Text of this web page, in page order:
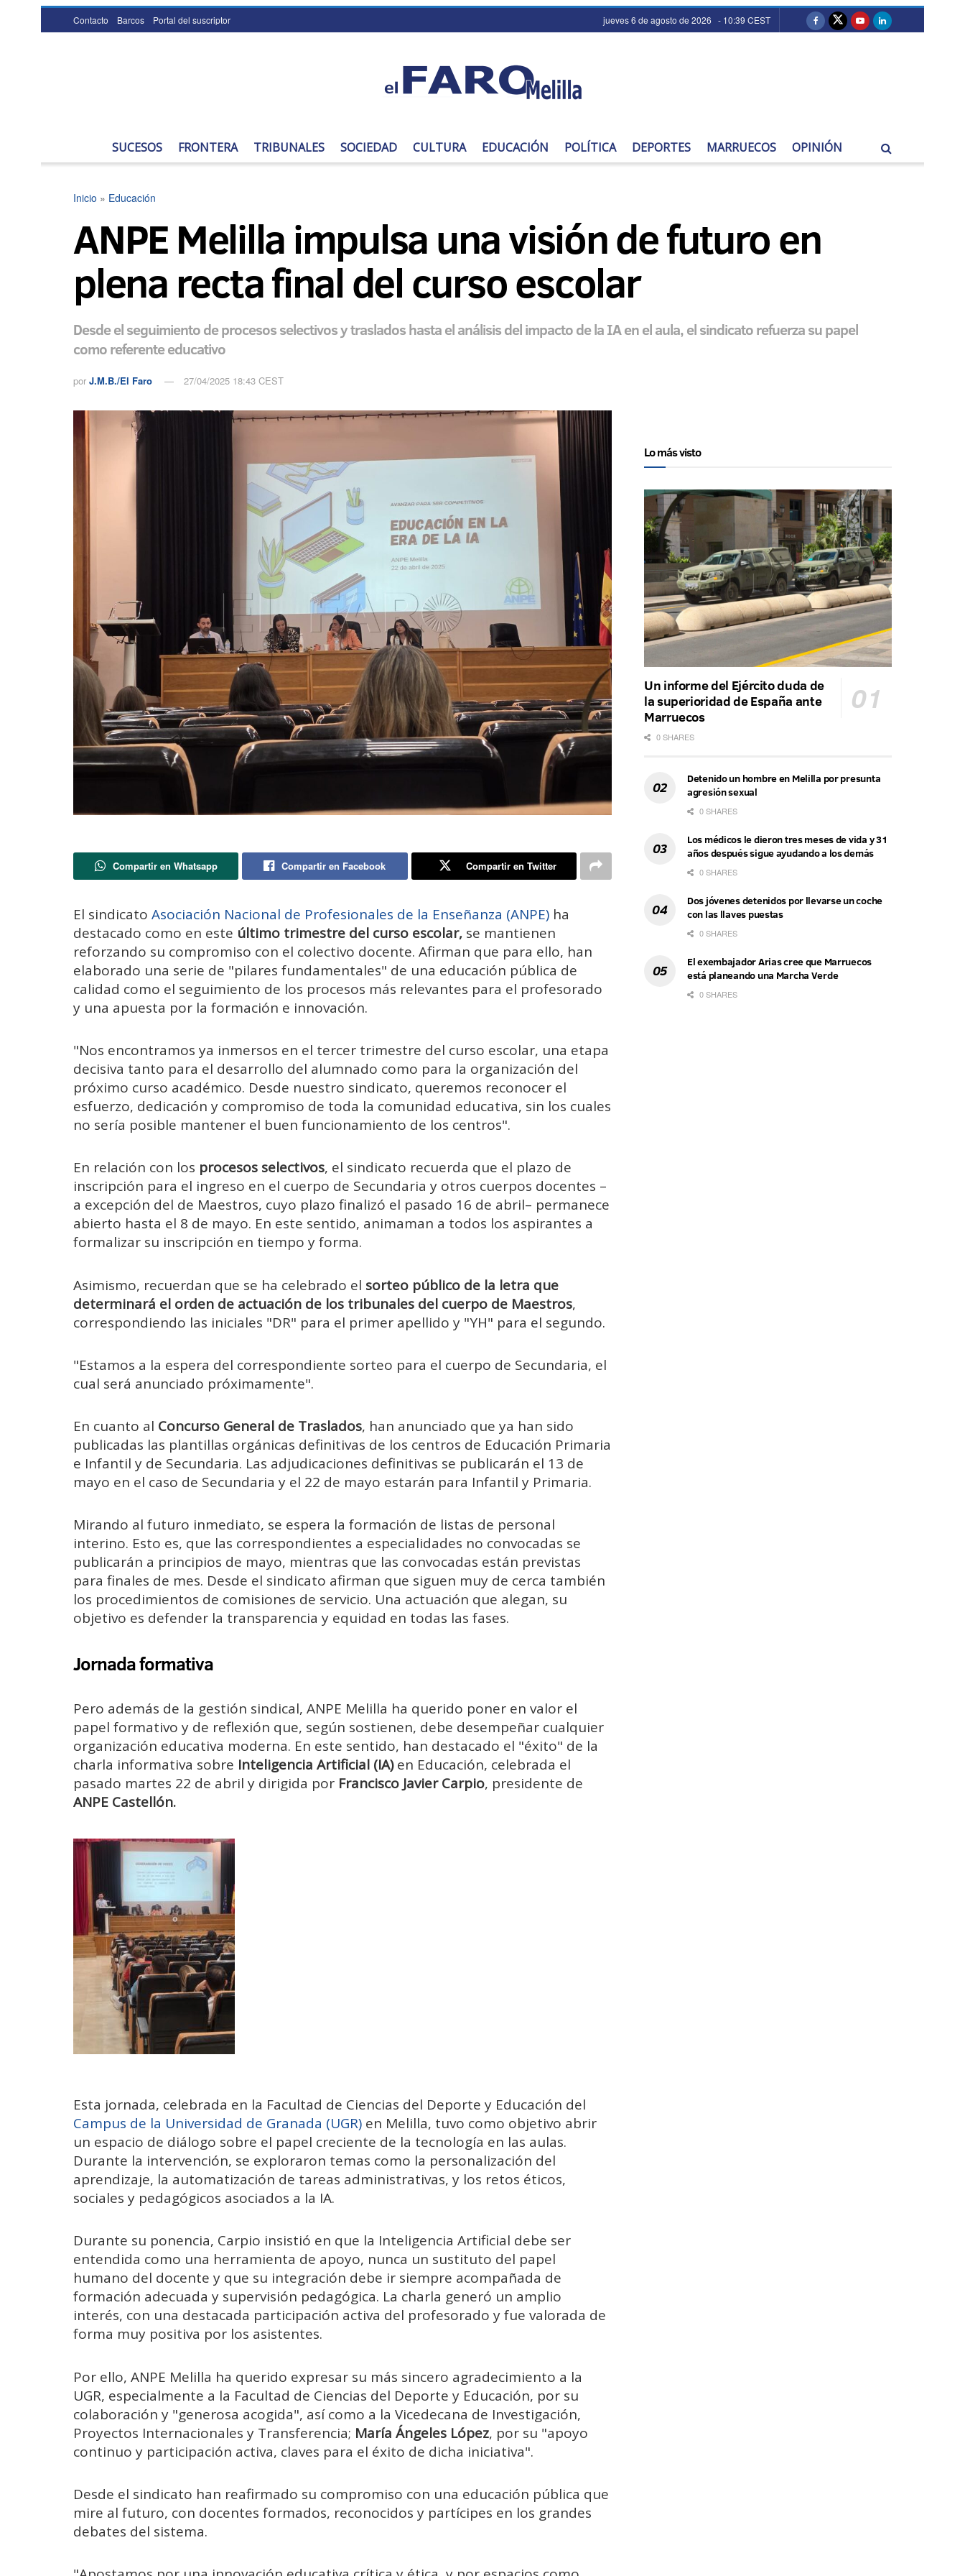
Contacto Barcos Portal del suscriptor jueves 6 de agosto de 2026 - 10:39 CEST
SUCESOS FRONTERA TRIBUNALES SOCIEDAD CULTURA EDUCACIÓN POLÍTICA DEPORTES MARRUECOS OPINIÓN
Inicio » Educación
ANPE Melilla impulsa una visión de futuro en
plena recta final del curso escolar
Desde el seguimiento de procesos selectivos y traslados hasta el análisis del impacto de la IA en el aula, el sindicato refuerza su papel
como referente educativo
por J.M.B./El Faro 27/04/2025 18:43 CEST
Compartir en Whatsapp Compartir en Facebook Compartir en Twitter
El sindicato Asociación Nacional de Profesionales de la Enseñanza (ANPE) ha
destacado como en este último trimestre del curso escolar, se mantienen
reforzando su compromiso con el colectivo docente. Afirman que para ello, han
elaborado una serie de "pilares fundamentales" de una educación pública de
calidad como el seguimiento de los procesos más relevantes para el profesorado
y una apuesta por la formación e innovación.
"Nos encontramos ya inmersos en el tercer trimestre del curso escolar, una etapa
decisiva tanto para el desarrollo del alumnado como para la organización del
próximo curso académico. Desde nuestro sindicato, queremos reconocer el
esfuerzo, dedicación y compromiso de toda la comunidad educativa, sin los cuales
no sería posible mantener el buen funcionamiento de los centros".
En relación con los procesos selectivos, el sindicato recuerda que el plazo de
inscripción para el ingreso en el cuerpo de Secundaria y otros cuerpos docentes –
a excepción del de Maestros, cuyo plazo finalizó el pasado 16 de abril– permanece
abierto hasta el 8 de mayo. En este sentido, animaman a todos los aspirantes a
formalizar su inscripción en tiempo y forma.
Asimismo, recuerdan que se ha celebrado el sorteo público de la letra que
determinará el orden de actuación de los tribunales del cuerpo de Maestros,
correspondiendo las iniciales "DR" para el primer apellido y "YH" para el segundo.
"Estamos a la espera del correspondiente sorteo para el cuerpo de Secundaria, el
cual será anunciado próximamente".
En cuanto al Concurso General de Traslados, han anunciado que ya han sido
publicadas las plantillas orgánicas definitivas de los centros de Educación Primaria
e Infantil y de Secundaria. Las adjudicaciones definitivas se publicarán el 13 de
mayo en el caso de Secundaria y el 22 de mayo estarán para Infantil y Primaria.
Mirando al futuro inmediato, se espera la formación de listas de personal
interino. Esto es, que las correspondientes a especialidades no convocadas se
publicarán a principios de mayo, mientras que las convocadas están previstas
para finales de mes. Desde el sindicato afirman que siguen muy de cerca también
los procedimientos de comisiones de servicio. Una actuación que alegan, su
objetivo es defender la transparencia y equidad en todas las fases.
Jornada formativa
Pero además de la gestión sindical, ANPE Melilla ha querido poner en valor el
papel formativo y de reflexión que, según sostienen, debe desempeñar cualquier
organización educativa moderna. En este sentido, han destacado el "éxito" de la
charla informativa sobre Inteligencia Artificial (IA)en Educación, celebrada el
pasado martes 22 de abril y dirigida por Francisco Javier Carpio, presidente de
ANPE Castellón.
Esta jornada, celebrada en la Facultad de Ciencias del Deporte y Educación del
Campus de la Universidad de Granada (UGR) en Melilla, tuvo como objetivo abrir
un espacio de diálogo sobre el papel creciente de la tecnología en las aulas.
Durante la intervención, se exploraron temas como la personalización del
aprendizaje, la automatización de tareas administrativas, y los retos éticos,
sociales y pedagógicos asociados a la IA.
Durante su ponencia, Carpio insistió en que la Inteligencia Artificial debe ser
entendida como una herramienta de apoyo, nunca un sustituto del papel
humano del docente y que su integración debe ir siempre acompañada de
formación adecuada y supervisión pedagógica. La charla generó un amplio
interés, con una destacada participación activa del profesorado y fue valorada de
forma muy positiva por los asistentes.
Por ello, ANPE Melilla ha querido expresar su más sincero agradecimiento a la
UGR, especialmente a la Facultad de Ciencias del Deporte y Educación, por su
colaboración y "generosa acogida", así como a la Vicedecana de Investigación,
Proyectos Internacionales y Transferencia; María Ángeles López, por su "apoyo
continuo y participación activa, claves para el éxito de dicha iniciativa".
Desde el sindicato han reafirmado su compromiso con una educación pública que
mire al futuro, con docentes formados, reconocidos y partícipes en los grandes
debates del sistema.
Lo más visto
Un informe del Ejército duda de
la superioridad de España ante
Marruecos
0 SHARES
Detenido un hombre en Melilla por presunta
agresión sexual
0 SHARES
Los médicos le dieron tres meses de vida y 31
años después sigue ayudando a los demás
0 SHARES
Dos jóvenes detenidos por llevarse un coche
con las llaves puestas
0 SHARES
El exembajador Arias cree que Marruecos
está planeando una Marcha Verde
0 SHARES